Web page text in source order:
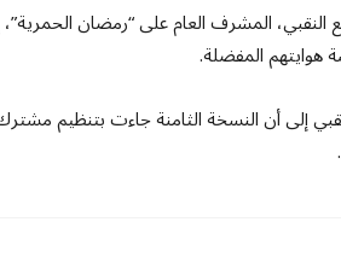
النقبي، المشرف العام على “رمضان
هوايتهم المفضلة.
إلى أن النسخة الثامنة جاءت بتنظيم